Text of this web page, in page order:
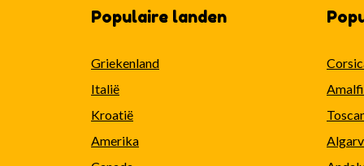
Populaire landen
Griekenland
Italië
Kroatië
Amerika